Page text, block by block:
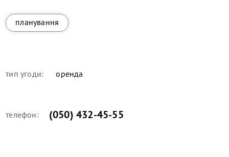
планування
тип угоди: оренда
телефон: (050) 432-45-55